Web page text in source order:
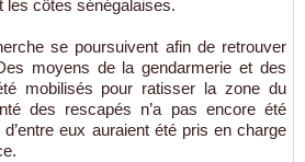
les côtes sénégalaises.
se poursuivent afin de retrouver
moyens de la gendarmerie et des
mobilisés pour ratisser la zone du
des rescapés n’a pas encore été
eux auraient été pris en charge